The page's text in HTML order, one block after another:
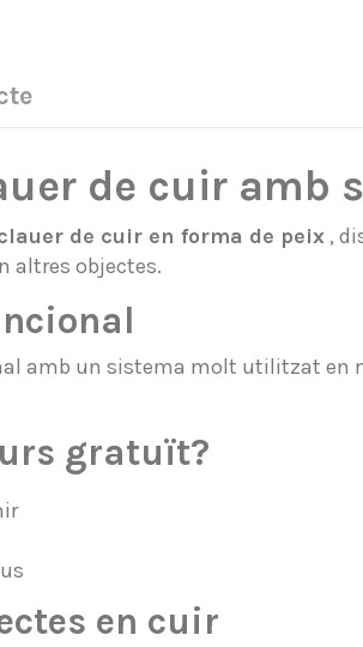
de cuir amb
de cuir en forma de peix,
altres objectes.
amb un sistema molt utilitzat en
gratuït?
en cuir